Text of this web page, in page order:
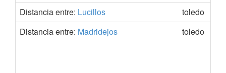
Distancia entre: Lucillos
toledo
Distancia entre: Madridejos toledo